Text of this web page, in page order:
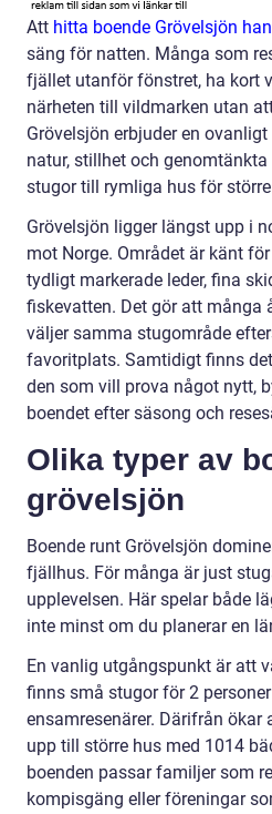
Att hitta boende Grövelsjön
säng för natten. Många som
fjället utanför fönstret, ha kort
närheten till vildmarken utan
Grövelsjön erbjuder en
natur, stillhet och
stugor till rymliga hus för
Grövelsjön ligger längst upp i
mot Norge. Området är känt
tydligt markerade leder, fina
fiskevatten. Det gör att många
väljer samma stugområde
favoritplats. Samtidigt finns
den som vill prova något nytt,
boendet efter säsong och
Olika typer av
grövelsjön
Boende runt Grövelsjön
fjällhus. För många är just
upplevelsen. Här spelar både
inte minst om du planerar en
En vanlig utgångspunkt är att
finns små stugor för 2
ensamresenärer. Därifrån ökar
upp till större hus med 1014
boenden passar familjer som
kompisgäng eller föreningar